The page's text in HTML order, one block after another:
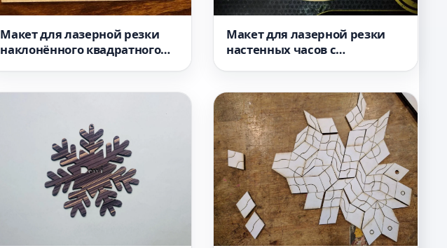
Макет для лазерной резки
наклонённого квадратного
Макет для лазерной резки
настенных часов с